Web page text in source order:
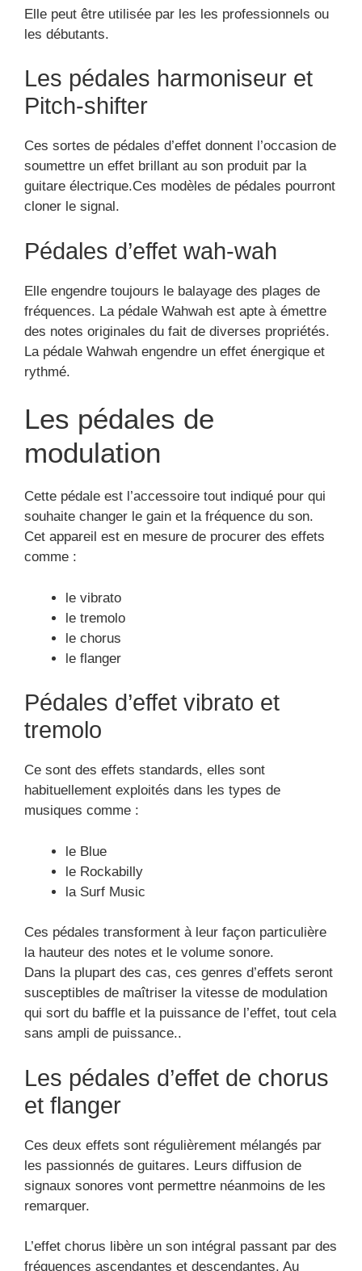
Elle peut être utilisée par les les professionnels ou
les débutants.
Les pédales harmoniseur et
Pitch-shifter
Ces sortes de pédales d’effet donnent l’occasion de
soumettre un effet brillant au son produit par la
guitare électrique.Ces modèles de pédales pourront
cloner le signal.
Pédales d’effet wah-wah
Elle engendre toujours le balayage des plages de
fréquences. La pédale Wahwah est apte à émettre
des notes originales du fait de diverses propriétés.
La pédale Wahwah engendre un effet énergique et
rythmé.
Les pédales de
modulation
Cette pédale est l’accessoire tout indiqué pour qui
souhaite changer le gain et la fréquence du son.
Cet appareil est en mesure de procurer des effets
comme :
le vibrato
le tremolo
le chorus
le flanger
Pédales d’effet vibrato et
tremolo
Ce sont des effets standards, elles sont
habituellement exploités dans les types de
musiques comme :
le Blue
le Rockabilly
la Surf Music
Ces pédales transforment à leur façon particulière
la hauteur des notes et le volume sonore.
Dans la plupart des cas, ces genres d’effets seront
susceptibles de maîtriser la vitesse de modulation
qui sort du baffle et la puissance de l’effet, tout cela
sans ampli de puissance..
Les pédales d’effet de chorus
et flanger
Ces deux effets sont régulièrement mélangés par
les passionnés de guitares. Leurs diffusion de
signaux sonores vont permettre néanmoins de les
remarquer.
L’effet chorus libère un son intégral passant par des
fréquences ascendantes et descendantes. Au